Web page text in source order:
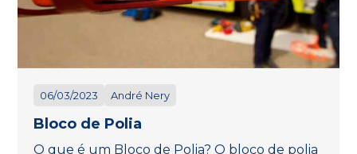
06/03/2023 André Nery
Bloco de Polia
O que é um Bloco de Polia? O bloco de polia